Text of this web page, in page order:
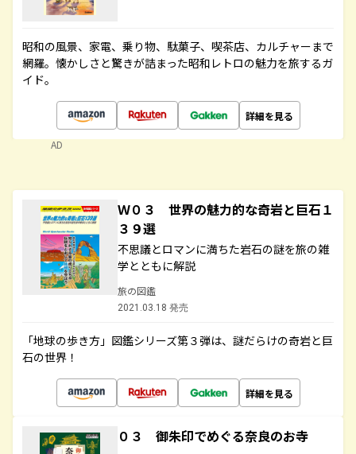
昭和の風景、家電、乗り物、駄菓子、喫茶店、カルチャーまで
網羅。懐かしさと驚きが詰まった昭和レトロの魅力を旅するガ
イド。
詳細を見る
AD
Ｗ０３ 世界の魅力的な奇岩と巨石１
３９選
不思議とロマンに満ちた岩石の謎を旅の雑
学とともに解説
旅の図鑑
2021.03.18 発売
「地球の歩き方」図鑑シリーズ第３弾は、謎だらけの奇岩と巨
石の世界！
詳細を見る
０３ 御朱印でめぐる奈良のお寺